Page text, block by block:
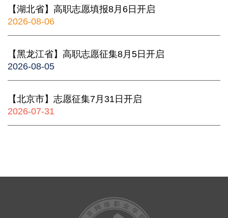
【湖北省】高职志愿填报8月6日开启
2026-08-06
【黑龙江省】高职志愿征集8月5日开启
2026-08-05
【北京市】志愿征集7月31日开启
2026-07-31